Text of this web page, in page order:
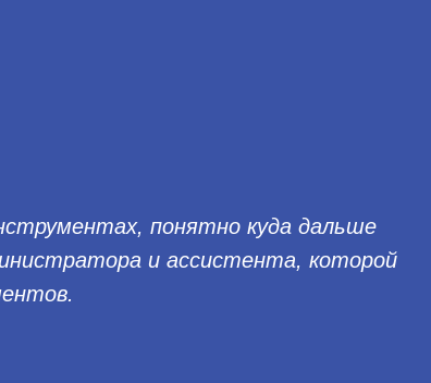
понятно куда дальше
и ассистента, которой